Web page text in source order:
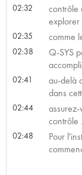
02:32
contrôle
explorer
02:35 comme
02:38
Q-SYS
02:41
au-delà
dans
02:44
contrôle .
02:48
Pour